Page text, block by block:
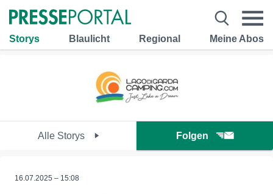
Storys Blaulicht Regional Meine Abos
Alle Storys Folgen
16.07.2025 – 15:08